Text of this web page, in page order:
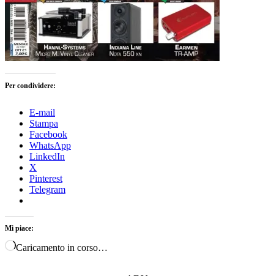
Per condividere:
E-mail
Stampa
Facebook
WhatsApp
LinkedIn
X
Pinterest
Telegram
Mi piace:
Caricamento in corso…